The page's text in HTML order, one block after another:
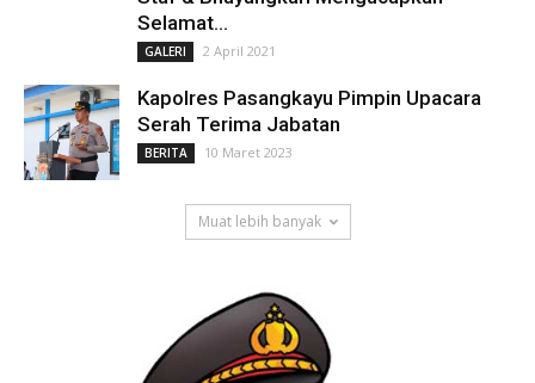
Selamat...
GALERI 2 April 2021
Kapolres Pasangkayu Pimpin Upacara
Serah Terima Jabatan
BERITA 10 Maret 2023
Muat lebih banyak